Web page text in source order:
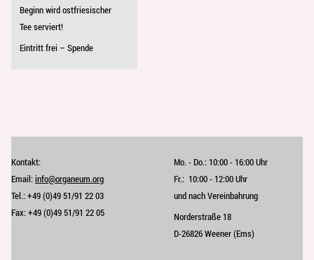
Beginn wird ostfriesischer
Tee serviert!
Eintritt frei – Spende
Kontakt:
Email:info@organeum.org
Tel.:+49 (0)49 51/91 22 03
Fax:+49 (0)49 51/91 22 05
Mo. - Do.: 10:00 - 16:00 Uhr
Fr.: 10:00 - 12:00 Uhr
und nach Vereinbahrung
Norderstraße 18
D-26826 Weener (Ems)